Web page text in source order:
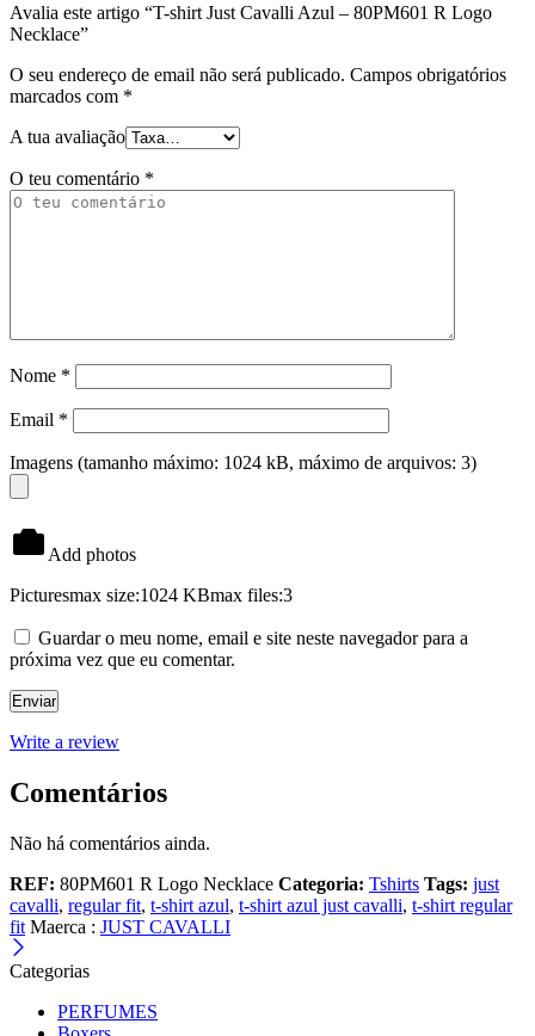
Avalia este artigo “T-shirt Just Cavalli Azul – 80PM601 R Logo
Necklace”
O seu endereço de email não será publicado. Campos obrigatórios
marcados com *
A tua avaliação
O teu comentário *
Nome *
Email *
Imagens (tamanho máximo: 1024 kB, máximo de arquivos: 3)
Add photos
Picturesmax size:1024 KBmax files:3
Guardar o meu nome, email e site neste navegador para a
próxima vez que eu comentar.
Write a review
Comentários
Não há comentários ainda.
REF: 80PM601 R Logo Necklace Categoria: Tshirts Tags: just
cavalli, regular fit, t-shirt azul, t-shirt azul just cavalli, t-shirt regular
fit Maerca : JUST CAVALLI
Categorias
PERFUMES